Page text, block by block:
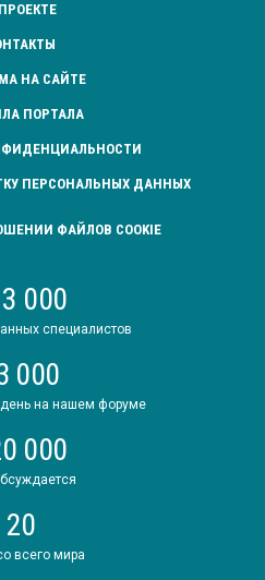
НА САЙТЕ
ПОРТАЛА
ПЕРСОНАЛЬНЫХ ДАННЫХ
ФАЙЛОВ COOKIE
000
специалистов
000
на нашем форуме
000
20
всего мира